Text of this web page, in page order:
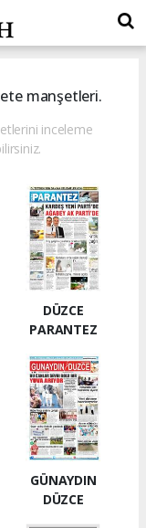
manşetleri.
inceleme
DÜZCE
PARANTEZ
GÜNAYDIN
DÜZCE